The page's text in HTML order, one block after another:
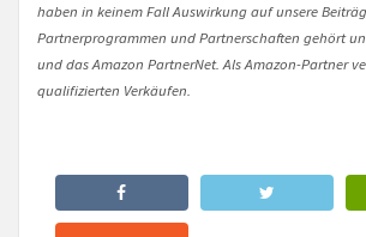
haben in keinem Fall Auswirkung auf unsere
Partnerprogrammen und Partnerschaften gehört
und das Amazon PartnerNet. Als Amazon-Partner
qualifizierten Verkäufen.